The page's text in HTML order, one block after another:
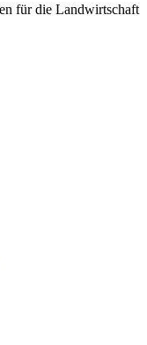
für die Landwirtschaft